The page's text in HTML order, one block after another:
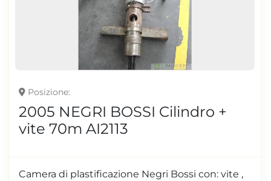
Posizione
2005 NEGRI BOSSI Cilindro +
vite 70m AI2113
Camera di plastificazione Negri Bossi con: vite ,